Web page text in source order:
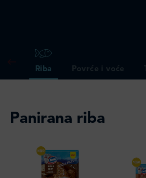
Riba Povrće i voće
Panirana riba